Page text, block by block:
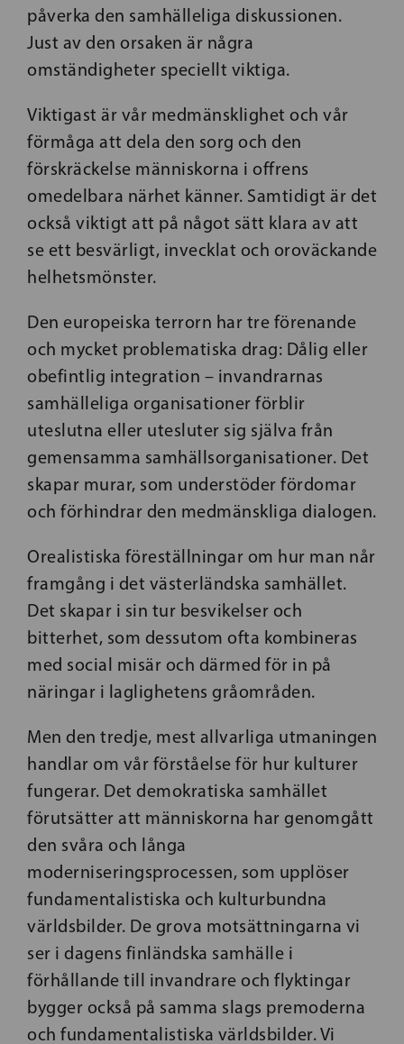
påverka den samhälleliga diskussionen.
Just av den orsaken är några
omständigheter speciellt viktiga.
Viktigast är vår medmänsklighet och vår
förmåga att dela den sorg och den
förskräckelse människorna i offrens
omedelbara närhet känner. Samtidigt är det
också viktigt att på något sätt klara av att
se ett besvärligt, invecklat och oroväckande
helhetsmönster.
Den europeiska terrorn har tre förenande
och mycket problematiska drag: Dålig eller
obefintlig integration – invandrarnas
samhälleliga organisationer förblir
uteslutna eller utesluter sig själva från
gemensamma samhällsorganisationer. Det
skapar murar, som understöder fördomar
och förhindrar den medmänskliga dialogen.
Orealistiska föreställningar om hur man når
framgång i det västerländska samhället.
Det skapar i sin tur besvikelser och
bitterhet, som dessutom ofta kombineras
med social misär och därmed för in på
näringar i laglighetens gråområden.
Men den tredje, mest allvarliga utmaningen
handlar om vår förståelse för hur kulturer
fungerar. Det demokratiska samhället
förutsätter att människorna har genomgått
den svåra och långa
moderniseringsprocessen, som upplöser
fundamentalistiska och kulturbundna
världsbilder. De grova motsättningarna vi
ser i dagens finländska samhälle i
förhållande till invandrare och flyktingar
bygger också på samma slags premoderna
och fundamentalistiska världsbilder. Vi